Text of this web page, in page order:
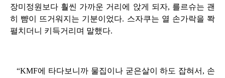
장미정원보다 훨씬 가까운 거리에 앉게 되자, 를르슈는 괜
히 뺨이 뜨거워지는 기분이었다. 스자쿠는 열 손가락을 쫙
펼치더니 키득거리며 말했다.
“KMF에 타다보니까 물집이나 굳은살이 하도 잡혀서, 손